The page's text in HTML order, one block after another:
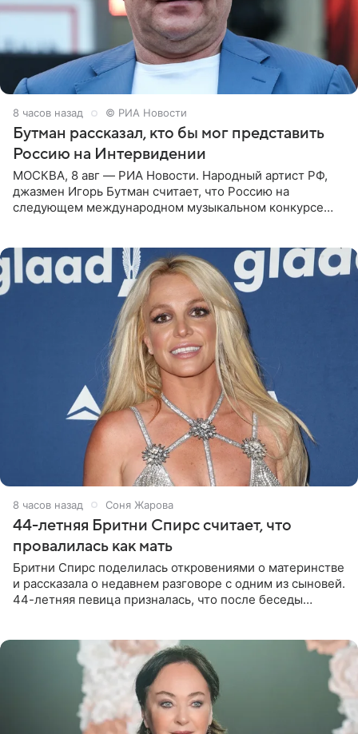
8 часов назад © РИА Новости
Бутман рассказал, кто бы мог представить
Россию на Интервидении
МОСКВА, 8 авг — РИА Новости. Народный артист РФ,
джазмен Игорь Бутман считает, что Россию на
следующем международном музыкальном конкурсе
8 часов назад Соня Жарова
44-летняя Бритни Спирс считает, что
провалилась как мать
Бритни Спирс поделилась откровениями о материнстве
и рассказала о недавнем разговоре с одним из сыновей.
44-летняя певица призналась, что после беседы